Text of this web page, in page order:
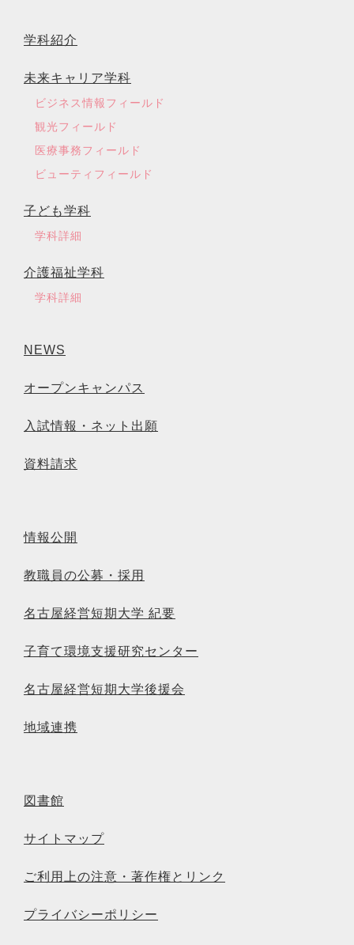
学科紹介
未来キャリア学科
ビジネス情報フィールド
観光フィールド
医療事務フィールド
ビューティフィールド
子ども学科
学科詳細
介護福祉学科
学科詳細
NEWS
オープンキャンパス
入試情報・ネット出願
資料請求
情報公開
教職員の公募・採用
名古屋経営短期大学 紀要
子育て環境支援研究センター
名古屋経営短期大学後援会
地域連携
図書館
サイトマップ
ご利用上の注意・著作権とリンク
プライバシーポリシー